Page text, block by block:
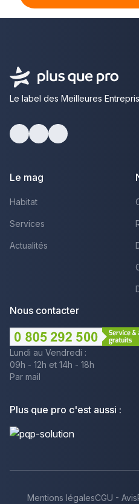
Le label des Meilleures
Le mag
Habitat
Services
Actualités
Nous contacter
Lundi au Vendredi :
09h - 12h et 14h - 18h
Par mail
Plus que pro c'est aussi :
Mentions légalesCGU - Avis